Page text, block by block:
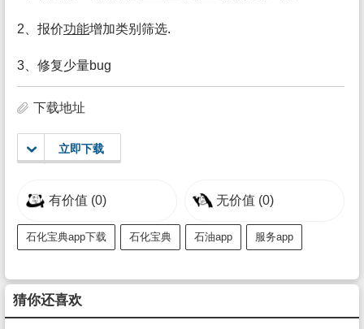
2、报价功能增加类别筛选.
3、修复少量bug
下载地址
立即下载
有价值 (0) 无价值 (0)
石化宝典app下载 石化宝典 石油app 服务app
猜你还喜欢